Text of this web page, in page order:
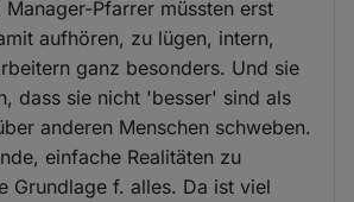
Pfarrer müssten erst
aufhören, zu lügen, intern,
ganz besonders. Und sie
dass sie nicht 'besser' sind als
anderen Menschen schweben.
einfache Realitäten zu
Grundlage f. alles. Da ist viel